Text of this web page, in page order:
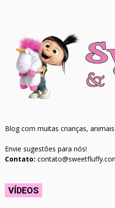
Blog com muitas crianças,
Envie sugestões para nós!
Contato:
VÍDEOS